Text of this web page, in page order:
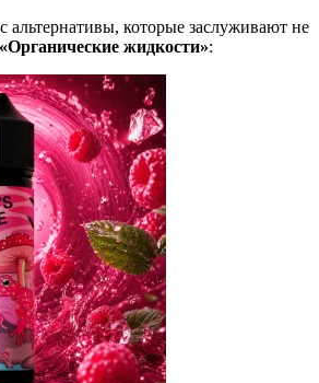
альтернативы, которые заслуживают не
«Органические жидкости»: